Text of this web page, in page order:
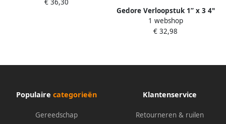
€ 36,30
Gedore Verloopstuk 1” x 3 4"
| 4-kt. | Lengte 65 mm
3300516
1 webshop
€ 32,98
Populaire categorieën
Gereedschap
Klantenservice
Retourneren & ruilen